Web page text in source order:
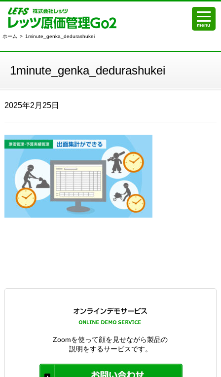
menu
ホーム > 1minute_genka_dedurashukei
1minute_genka_dedurashukei
2025年2月25日
Zoomを使って顔を見せながら製品の
説明をするサービスです。